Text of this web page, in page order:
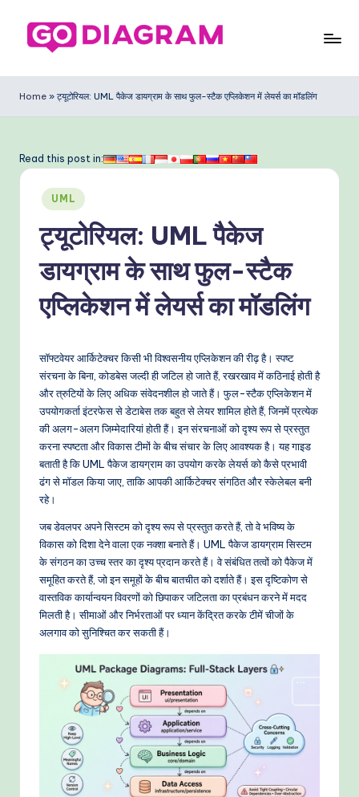
o
ia
g
ra
m
In
di
a
-
P
o
e
A
W
Home » ट्यूटोरियल: UML पैकेज डायग्राम के साथ फुल-स्टैक एप्लिकेशन में लेयर्स का मॉडलिंग
Read this post in:
Posted
in
UML
ट्यूटोरियल: UML पैकेज
डायग्राम के साथ फुल-स्टैक
एप्लिकेशन में लेयर्स का मॉडलिंग
सॉफ्टवेयर आर्किटेक्चर किसी भी विश्वसनीय एप्लिकेशन की रीढ़ है। स्पष्ट
संरचना के बिना, कोडबेस जल्दी ही जटिल हो जाते हैं, रखरखाव में कठिनाई होती है
और त्रुटियों के लिए अधिक संवेदनशील हो जाते हैं। फुल-स्टैक एप्लिकेशन में
उपयोगकर्ता इंटरफेस से डेटाबेस तक बहुत से लेयर शामिल होते हैं, जिनमें प्रत्येक
की अलग-अलग जिम्मेदारियां होती हैं। इन संरचनाओं को दृश्य रूप से प्रस्तुत
करना स्पष्टता और विकास टीमों के बीच संचार के लिए आवश्यक है। यह गाइड
बताती है कि UML पैकेज डायग्राम का उपयोग करके लेयर्स को कैसे प्रभावी
ढंग से मॉडल किया जाए, ताकि आपकी आर्किटेक्चर संगठित और स्केलेबल बनी
रहे।
जब डेवलपर अपने सिस्टम को दृश्य रूप से प्रस्तुत करते हैं, तो वे भविष्य के
विकास को दिशा देने वाला एक नक्शा बनाते हैं। UML पैकेज डायग्राम सिस्टम
के संगठन का उच्च स्तर का दृश्य प्रदान करते हैं। वे संबंधित तत्वों को पैकेज में
समूहित करते हैं, जो इन समूहों के बीच बातचीत को दर्शाते हैं। इस दृष्टिकोण से
वास्तविक कार्यान्वयन विवरणों को छिपाकर जटिलता का प्रबंधन करने में मदद
मिलती है। सीमाओं और निर्भरताओं पर ध्यान केंद्रित करके टीमें चीजों के
अलगाव को सुनिश्चित कर सकती हैं।